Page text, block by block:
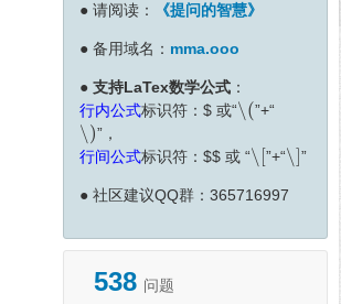
● 请阅读： 《提问的智慧》
● 备用域名： mma.ooo
● 支持LaTex数学公式 ：
行内公式标识符： $ 或“∖(
∖ ( ”+“
∖)
∖ ) ”，
行间公式标识符： $$ 或 “∖
∖ ”+“∖
∖ ”
● 社区建议QQ群：365716997
538 问题